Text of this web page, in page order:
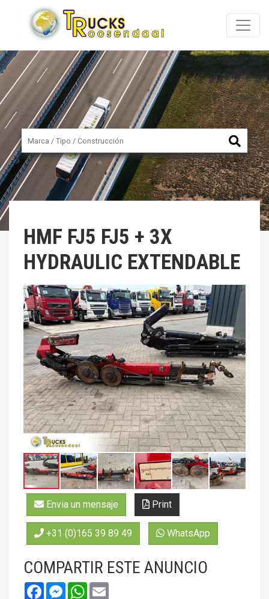
HMF FJ5 FJ5 + 3X
HYDRAULIC EXTENDABLE
Envia un mensaje Print
+31 (0)165 39 89 49 WhatsApp
COMPARTIR ESTE ANUNCIO
FacebookMessengerWhatsApp